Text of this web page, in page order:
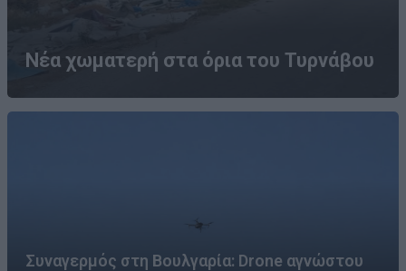
Νέα χωματερή στα όρια του Τυρνάβου
Συναγερμός στη Βουλγαρία: Drone αγνώστου